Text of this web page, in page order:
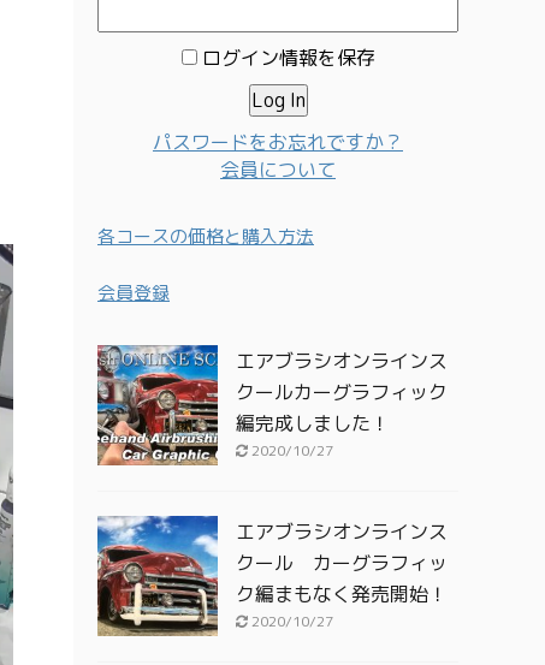
ログイン情報を保存
パスワードをお忘れですか？
会員について
各コースの価格と購入方法
会員登録
エアブラシオンラインス
クールカーグラフィック
編完成しました！
2020/10/27
エアブラシオンラインス
クール カーグラフィッ
ク編まもなく発売開始！
2020/10/27